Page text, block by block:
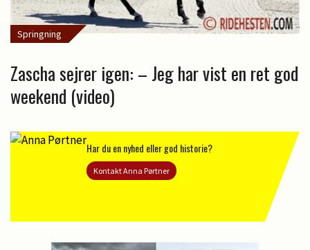
Springning
Zascha sejrer igen: – Jeg har vist en ret god
weekend (video)
Har du en nyhed eller god historie?
Kontakt Anna Pørtner